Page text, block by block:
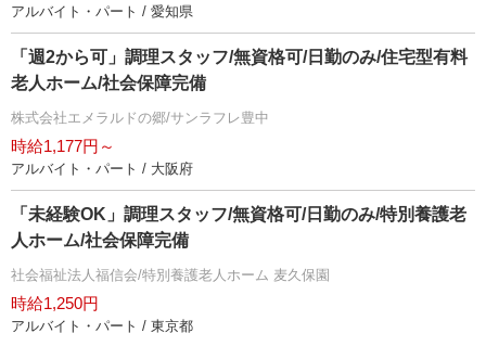
アルバイト・パート / 愛知県
「週2から可」調理スタッフ/無資格可/日勤のみ/住宅型有料
老人ホーム/社会保障完備
株式会社エメラルドの郷/サンラフレ豊中
時給1,177円～
アルバイト・パート / 大阪府
「未経験OK」調理スタッフ/無資格可/日勤のみ/特別養護老
人ホーム/社会保障完備
社会福祉法人福信会/特別養護老人ホーム 麦久保園
時給1,250円
アルバイト・パート / 東京都